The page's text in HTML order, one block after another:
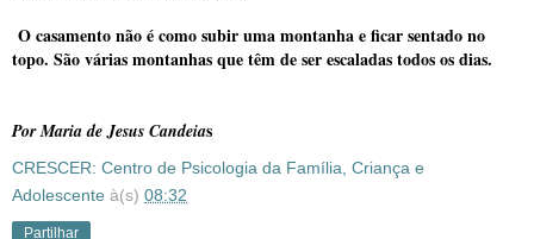
O casamento não é como subir uma montanha e ficar sentado no
topo. São várias montanhas que têm de ser escaladas todos os dias.
Por Maria de Jesus Candeias
CRESCER: Centro de Psicologia da Família, Criança e
Adolescente à(s) 08:32
Partilhar